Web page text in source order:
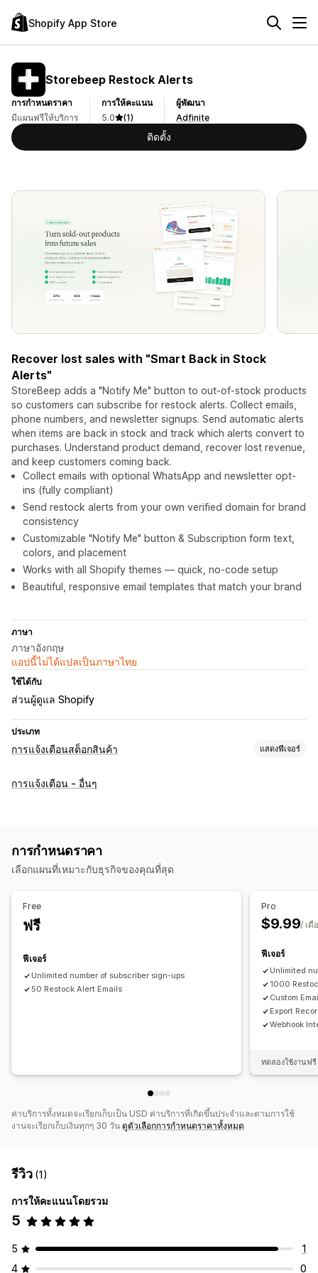
Shopify App Store
Storebeep Restock Alerts
การกำหนดราคา
มีแผนฟรีให้บริการ
การให้คะแนน
5.0
(1)
ผู้พัฒนา
Adfinite
ติดตั้ง
Recover lost sales with "Smart Back in Stock
Alerts"
StoreBeep adds a "Notify Me" button to out-of-stock products
so customers can subscribe for restock alerts. Collect emails,
phone numbers, and newsletter signups. Send automatic alerts
when items are back in stock and track which alerts convert to
purchases. Understand product demand, recover lost revenue,
and keep customers coming back.
Collect emails with optional WhatsApp and newsletter opt-
ins (fully compliant)
Send restock alerts from your own verified domain for brand
consistency
Customizable "Notify Me" button & Subscription form text,
colors, and placement
Works with all Shopify themes — quick, no-code setup
Beautiful, responsive email templates that match your brand
ภาษา
ภาษาอังกฤษ
แอปนี้ไม่ได้แปลเป็นภาษาไทย
ใช้ได้กับ
ส่วนผู้ดูแล Shopify
ประเภท
การแจ้งเตือนสต็อกสินค้า แสดงฟีเจอร์
การแจ้งเตือน
การแจ้งเตือนที่กำหนดเอง
การตั้งค่าการแจ้งเตือน
ปุ่มแจ้งเตือน
ความต้องการของลูกค้า
รายงานประสิทธิภาพ
การแจ้งเตือน - อื่นๆ
การกำหนดราคา
เลือกแผนที่เหมาะกับธุรกิจของคุณที่สุด
Free
ฟรี
ฟีเจอร์
Unlimited number of subscriber sign-ups
50 Restock Alert Emails
Pro
$9.99/ เดื
ฟีเจอร์
Unlimited
1000
Custom
Export
Webhook
ทดลองใช้งานฟ
ค่าบริการทั้งหมดจะเรียกเก็บเป็น USD ค่าบริการที่เกิดขึ้นประจำและตามการใช้
งานจะเรียกเก็บเงินทุกๆ 30 วัน ดูตัวเลือกการกำหนดราคาทั้งหมด
รีวิว (1)
การให้คะแนนโดยรวม
5
5
1
4
0